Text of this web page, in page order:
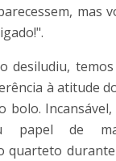
mas
desiludiu,
à atitude
bolo.
de
quarteto